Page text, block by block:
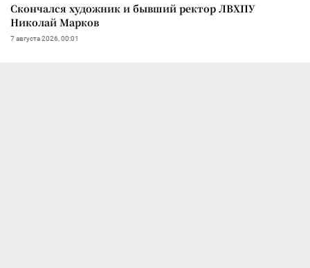
Скончался художник и бывший ректор ЛВХПУ
Николай Марков
7 августа 2026, 00:01